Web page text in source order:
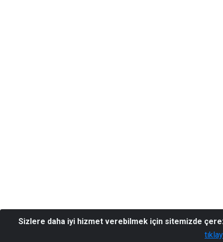
Sizlere daha iyi hizmet verebilmek için sitemizde